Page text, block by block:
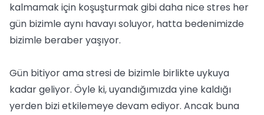
kalmamak için koşuşturmak gibi daha nice stres her
gün bizimle aynı havayı soluyor, hatta bedenimizde
bizimle beraber yaşıyor.
Gün bitiyor ama stresi de bizimle birlikte uykuya
kadar geliyor. Öyle ki, uyandığımızda yine kaldığı
yerden bizi etkilemeye devam ediyor. Ancak buna